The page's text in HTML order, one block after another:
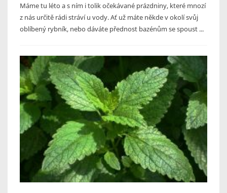
Máme tu léto a s ním i tolik očekávané prázdniny, které mnozí
z nás určitě rádi stráví u vody. Ať už máte někde v okolí svůj
oblíbený rybník, nebo dáváte přednost bazénům se spoust ...